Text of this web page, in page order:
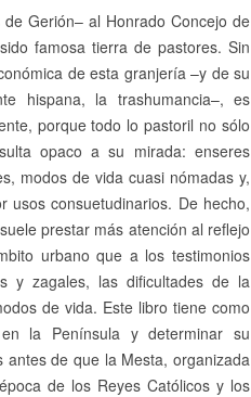
Gerión– al Honrado Concejo de
famosa tierra de pastores. Sin
de esta granjería –y de su
hispana, la trashumancia–, es
porque todo lo pastoril no sólo
opaco a su mirada: enseres
modos de vida cuasi nómadas y,
usos consuetudinarios. De hecho,
prestar más atención al reflejo
urbano que a los testimonios
y zagales, las dificultades de la
de vida. Este libro tiene como
la Península y determinar su
antes de que la Mesta, organizada
de los Reyes Católicos y los